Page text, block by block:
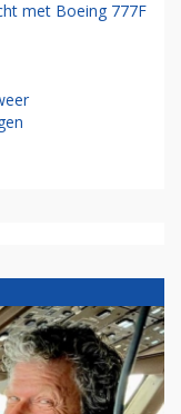
met Boeing 777F